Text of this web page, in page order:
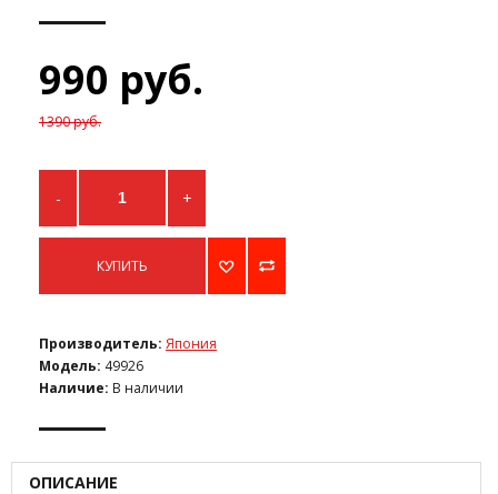
990 руб.
1390 руб.
- +
КУПИТЬ
Производитель: Япония
Модель: 49926
Наличие: В наличии
ОПИСАНИЕ